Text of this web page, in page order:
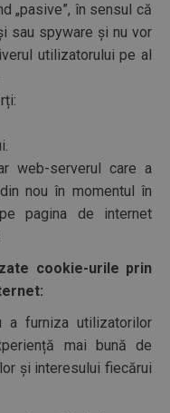
„pasive”, în sensul că
sau spyware și nu vor
utilizatorului pe al
web-serverul care a
nou în momentul în
pagina de internet
cookie-urile prin
a furniza utilizatorilor
mai bună de
și interesului fiecărui